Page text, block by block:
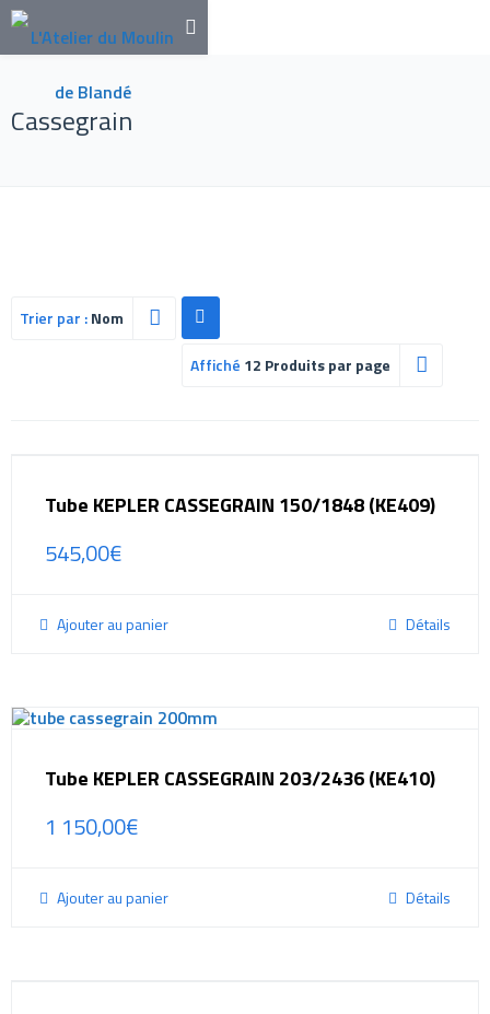
Cassegrain
Trier par :Nom
Affiché 12 Produits par page
Tube KEPLER CASSEGRAIN 150/1848 (KE409)
545,00€
Ajouter au panier Détails
Tube KEPLER CASSEGRAIN 203/2436 (KE410)
1 150,00€
Ajouter au panier Détails